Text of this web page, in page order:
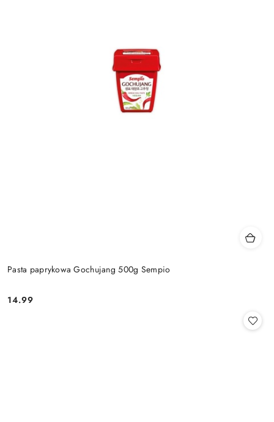
Pasta paprykowa Gochujang 500g Sempio
Cena:
14.99